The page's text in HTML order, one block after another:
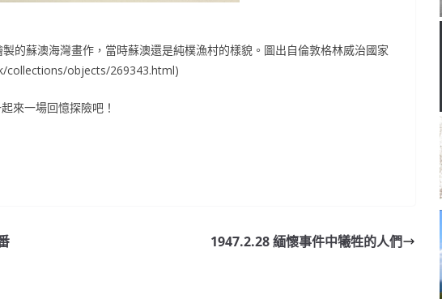
的蘇澳海灣畫作，當時蘇澳還是純樸漁村的樣貌。圖出自倫敦格林威治國家
collections/objects/269343.html)
起來一場回憶探險吧！
1947.2.28 緬懷事件中犧牲的人們